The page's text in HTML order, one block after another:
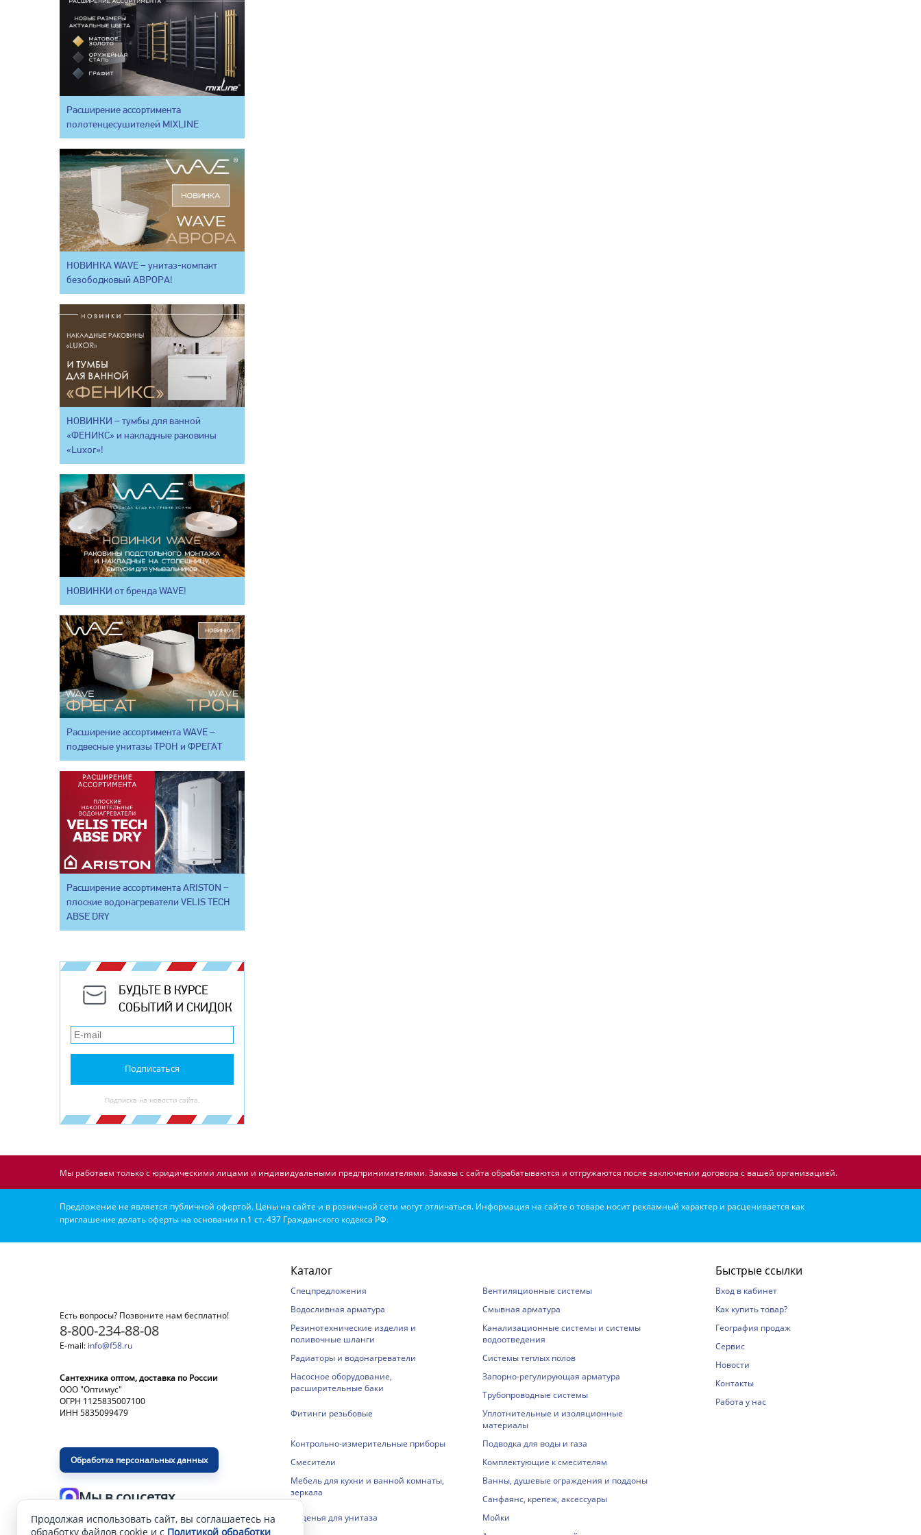
Расширение ассортимента
полотенцесушителей MIXLINE
НОВИНКА WAVE – унитаз-компакт
безободковый АВРОРА!
НОВИНКИ – тумбы для ванной
«ФЕНИКС» и накладные раковины
«Luxor»!
НОВИНКИ от бренда WAVE!
Расширение ассортимента WAVE –
подвесные унитазы ТРОН и ФРЕГАТ
Расширение ассортимента ARISTON –
плоские водонагреватели VELIS TECH
ABSE DRY
БУДЬТЕ В КУРСЕ
СОБЫТИЙ И СКИДОК
Подписаться
Подписка на новости сайта.
Мы работаем только с юридическими лицами и индивидуальными предпринимателями. Заказы с сайта обрабатываются и отгружаются после заключении договора с вашей организацией.
Предложение не является публичной офертой. Цены на сайте и в розничной сети могут отличаться. Информация на сайте о товаре носит рекламный характер и расценивается как
приглашение делать оферты на основании п.1 ст. 437 Гражданского кодекса РФ.
Есть вопросы? Позвоните нам бесплатно!
8-800-234-88-08
E-mail: info@f58.ru
Сантехника оптом, доставка по России
ООО "Оптимус"
ОГРН 1125835007100
ИНН 5835099479
Обработка персональных данных
Мы в соцсетях
Разработка и продвижение сайта—
Каталог
Спецпредложения
Вентиляционные системы
Водосливная арматура
Смывная арматура
Резинотехнические изделия и
поливочные шланги
Канализационные системы и системы
водоотведения
Радиаторы и водонагреватели
Системы теплых полов
Насосное оборудование,
расширительные баки
Запорно-регулирующая арматура
Трубопроводные системы
Фитинги резьбовые
Уплотнительные и изоляционные
материалы
Контрольно-измерительные приборы
Подводка для воды и газа
Смесители
Комплектующие к смесителям
Мебель для кухни и ванной комнаты,
зеркала
Ванны, душевые ограждения и поддоны
Санфаянс, крепеж, аксессуары
Сиденья для унитаза
Мойки
Быстрые ссылки
Вход в кабинет
Как купить товар?
География продаж
Сервис
Новости
Контакты
Работа у нас
Продолжая использовать сайт, вы соглашаетесь на
обработку файлов cookie и с Политикой обработки